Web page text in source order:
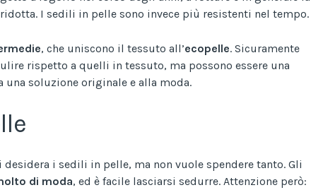
I sedili in pelle sono invece più resistenti nel tempo.
, che uniscono il tessuto all’ecopelle. Sicuramente
rispetto a quelli in tessuto, ma possono essere una
una soluzione originale e alla moda.
i sedili in pelle, ma non vuole spendere tanto. Gli
di moda, ed è facile lasciarsi sedurre. Attenzione però: